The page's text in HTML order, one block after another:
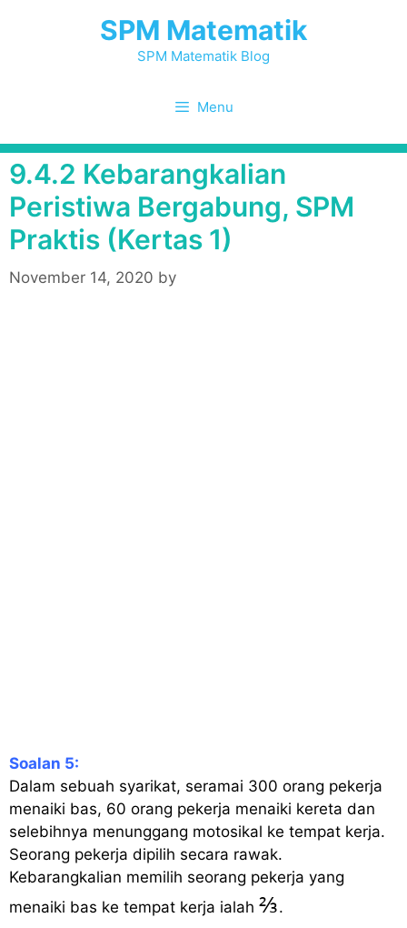
SPM Matematik
SPM Matematik Blog
Menu
9.4.2 Kebarangkalian
Peristiwa Bergabung, SPM
Praktis (Kertas 1)
November 14, 2020 by
Soalan 5:
Dalam sebuah syarikat, seramai 300 orang pekerja
menaiki bas, 60 orang pekerja menaiki kereta dan
selebihnya menunggang motosikal ke tempat kerja.
Seorang pekerja dipilih secara rawak.
Kebarangkalian memilih seorang pekerja yang
menaiki bas ke tempat kerja ialah ⅔.